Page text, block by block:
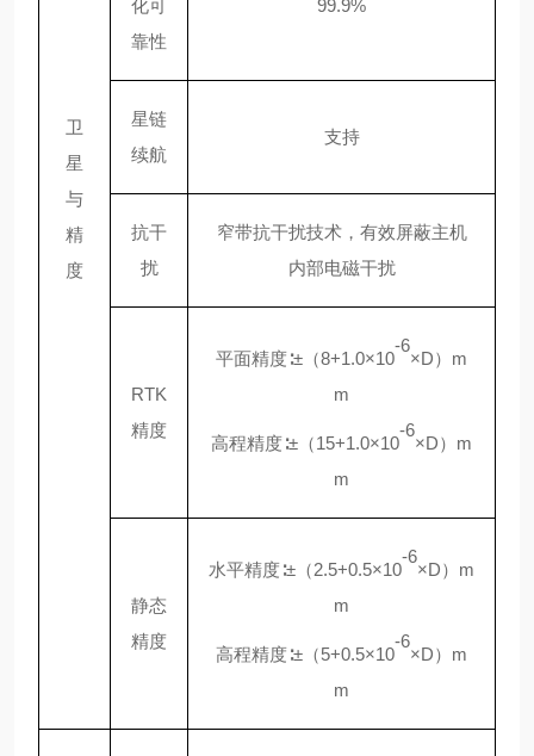
卫
星
与
精
度
化可
靠性
99.9%
星链
续航
支持
抗干
扰
窄带抗干扰技术，有效屏蔽主机
内部电磁干扰
RTK
精度
平面精度∶±（8+1.0×10
-6
×D）m
m
高程精度∶±（15+1.0×10
-6
×D）m
m
静态
精度
水平精度∶±（2.5+0.5×10
-6
×D）m
m
高程精度∶±（5+0.5×10
-6
×D）m
m